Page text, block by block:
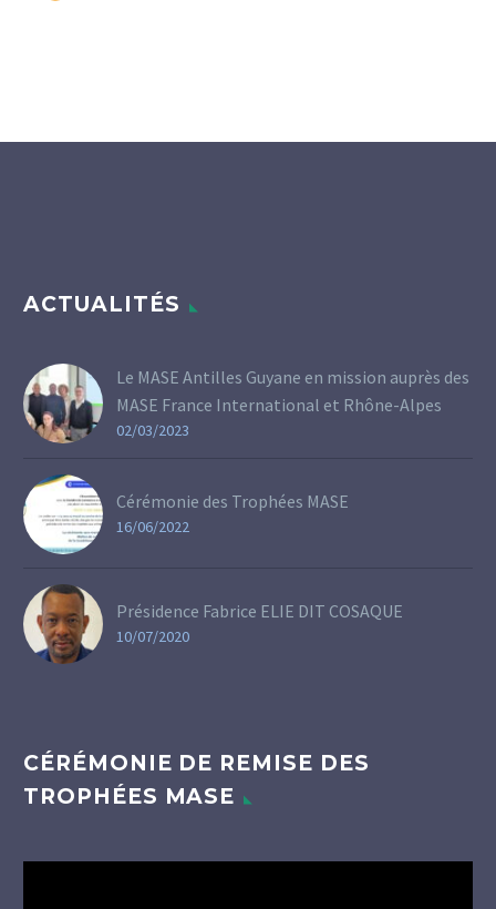
ACTUALITÉS
Le MASE Antilles Guyane en mission auprès des
MASE France International et Rhône-Alpes
02/03/2023
Cérémonie des Trophées MASE
16/06/2022
Présidence Fabrice ELIE DIT COSAQUE
10/07/2020
CÉRÉMONIE DE REMISE DES
TROPHÉES MASE